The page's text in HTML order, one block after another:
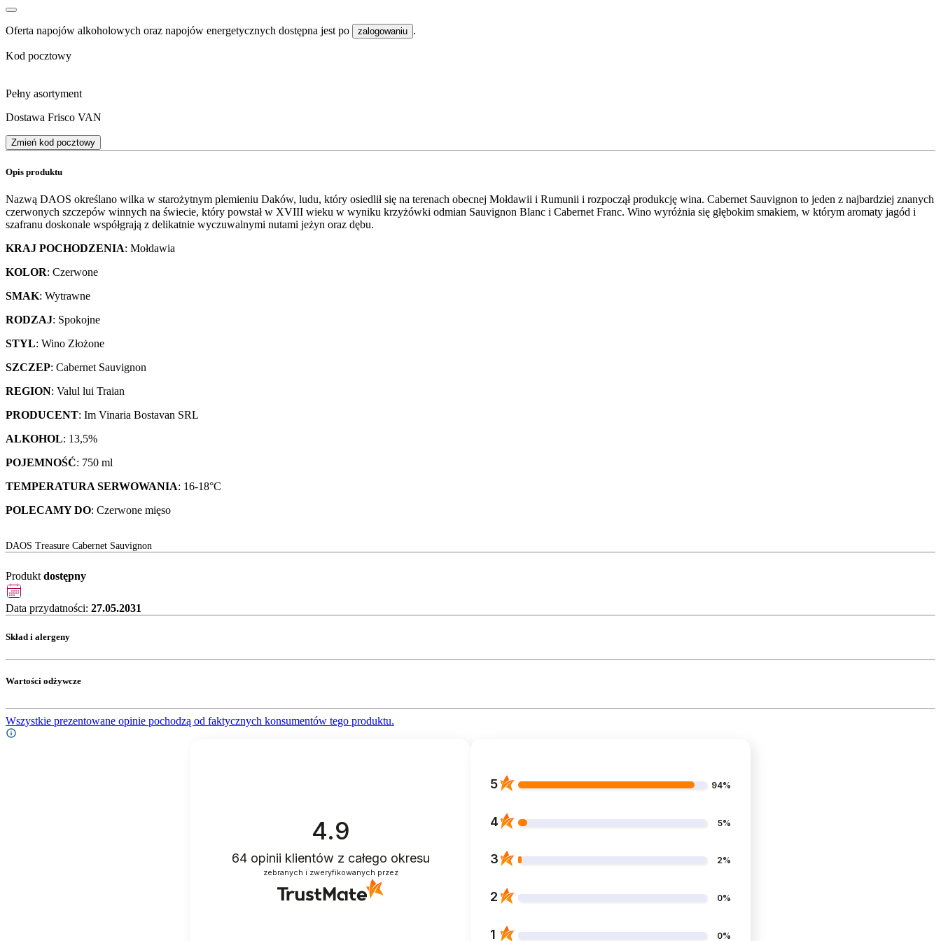
Oferta napojów alkoholowych oraz napojów energetycznych dostępna jest po zalogowaniu .
Kod pocztowy
Pełny asortyment
Dostawa Frisco VAN
Zmień kod pocztowy
Opis produktu
Nazwą DAOS określano wilka w starożytnym plemieniu Daków, ludu, który osiedlił się na terenach obecnej Mołdawii i Rumunii i rozpoczął produkcję wina. Cabernet Sauvignon to jeden z najbardziej znanych
czerwonych szczepów winnych na świecie, który powstał w XVIII wieku w wyniku krzyżówki odmian Sauvignon Blanc i Cabernet Franc. Wino wyróżnia się głębokim smakiem, w którym aromaty jagód i
szafranu doskonale współgrają z delikatnie wyczuwalnymi nutami jeżyn oraz dębu.
KRAJ POCHODZENIA: Mołdawia
KOLOR: Czerwone
SMAK: Wytrawne
RODZAJ: Spokojne
STYL: Wino Złożone
SZCZEP: Cabernet Sauvignon
REGION: Valul lui Traian
PRODUCENT: Im Vinaria Bostavan SRL
ALKOHOL: 13,5%
POJEMNOŚĆ: 750 ml
TEMPERATURA SERWOWANIA: 16-18°C
POLECAMY DO: Czerwone mięso
DAOS Treasure Cabernet Sauvignon
Produkt dostępny
Data przydatności: 27.05.2031
Skład i alergeny
Wartości odżywcze
Wszystkie prezentowane opinie pochodzą od faktycznych konsumentów tego produktu.
4.9
64opinii klientów z całego okresu
zebranych i zweryfikowanych przez
5 94%
4 5%
3 2%
2 0%
1 0%